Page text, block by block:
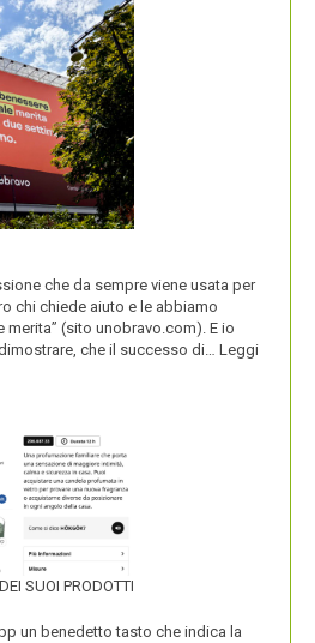
che da sempre viene usata per
chi chiede aiuto e le abbiamo
(sito unobravo.com). E io
che il successo di… Leggi
SUOI PRODOTTI
un benedetto tasto che indica la